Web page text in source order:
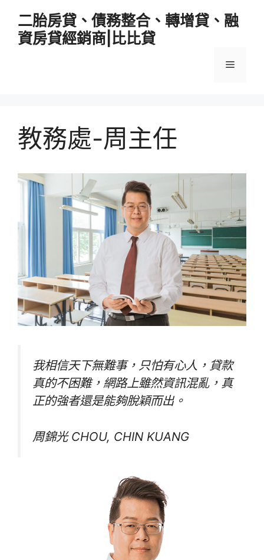
二胎房貸、債務整合、轉增貸、融
資房貸經銷商|比比貸
選
教務處-周主任
我相信天下無難事，只怕有心人，貸款
真的不困難，網路上雖然資訊混亂，真
正的強者還是能夠脫穎而出。
周錦光 CHOU, CHIN KUANG